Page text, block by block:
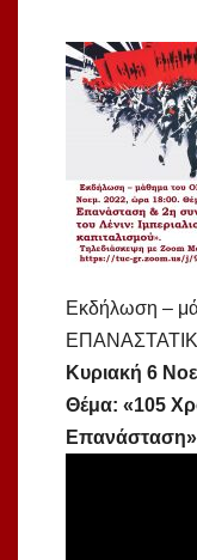
Εκδήλωση –
Κυριακή 6
Θέμα: «105
Επανάσταση»